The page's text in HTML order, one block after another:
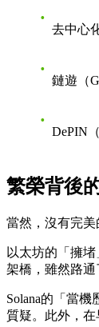
去中心
鏈遊（
DePIN
繁榮背後
當然，沒有完美
以太坊的「擁堵
架橋，雖然路
Solana的「當機
質疑。此外，